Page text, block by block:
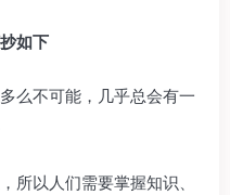
如下
么不可能，几乎总会有一
所以人们需要掌握知识、